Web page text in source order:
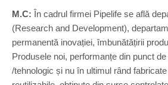
M.C: În cadrul firmei Pipelife se află
(Research and Development),
permanentă inovației, îmbunătățirii
Produsele noi, performanțe din punct
/tehnologic și nu în ultimul rând